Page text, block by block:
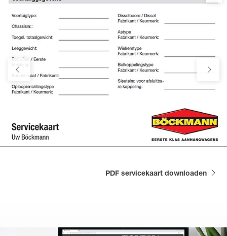
PDF servicekaart downloaden